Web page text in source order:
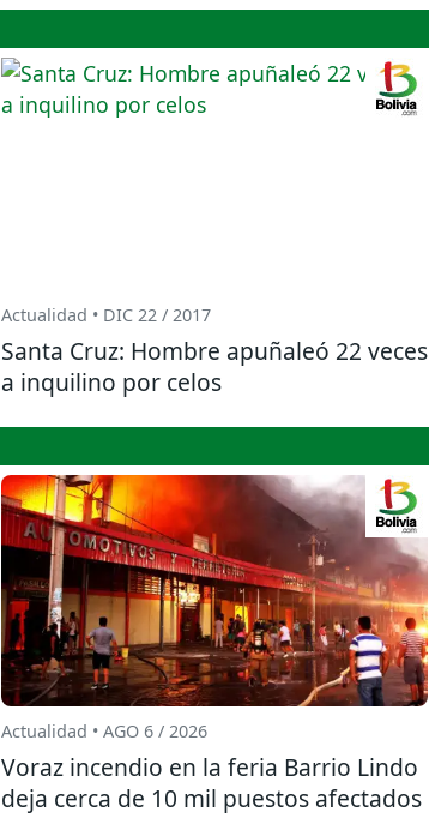
Actualidad • DIC 22 / 2017
Santa Cruz: Hombre apuñaleó 22 veces
a inquilino por celos
Actualidad • AGO 6 / 2026
Voraz incendio en la feria Barrio Lindo
deja cerca de 10 mil puestos afectados